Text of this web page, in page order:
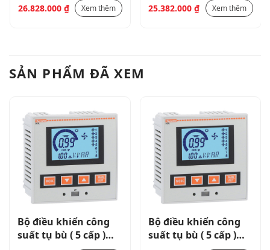
26.828.000 ₫ Xem thêm 25.382.000 ₫ Xem thêm
SẢN PHẨM ĐÃ XEM
Bộ điều khiển công
suất tụ bù ( 5 cấp )
Bộ điều khiển công
suất tụ bù ( 5 cấp )